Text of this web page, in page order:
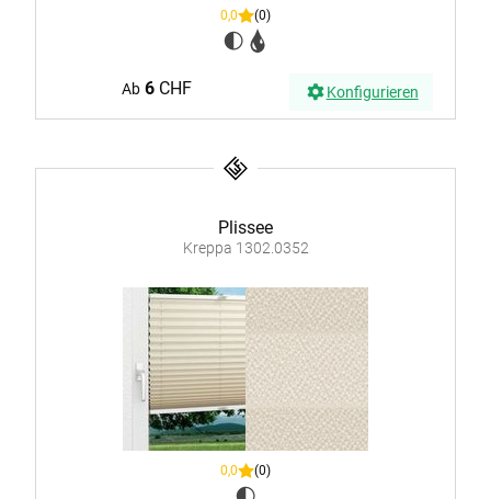
0,0 (0)
Ab 6CHF Konfigurieren
Plissee
Kreppa 1302.0352
0,0 (0)